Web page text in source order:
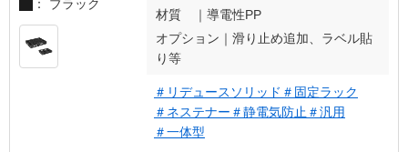
： ブラック
材質 ｜ 導電性PP
オプション｜ 滑り止め追加、ラベル貼
り等
＃リデュースソリッド ＃固定ラック
＃ネステナー ＃静電気防止 ＃汎用
＃一体型